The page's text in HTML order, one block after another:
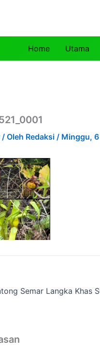
Home Utama
/ Oleh Redaksi / Minggu,